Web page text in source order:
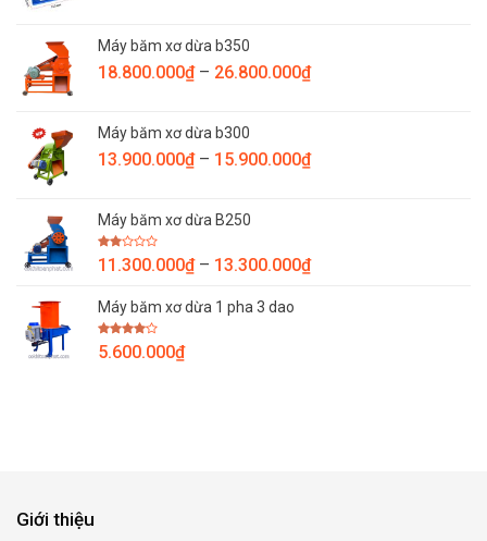
đến
Máy băm xơ dừa b350
18.800.000₫ – 26.800.000₫Khoảng
đến
Máy băm xơ dừa b300
13.900.000₫ – 15.900.000₫Khoảng
15.900.000₫
Máy băm xơ dừa B250
Được
xếp
5
11.300.000₫ – 13.300.000₫Khoảng
Máy băm xơ dừa 1 pha 3 dao
Được
xếp
5.600.000₫
Giới thiệu